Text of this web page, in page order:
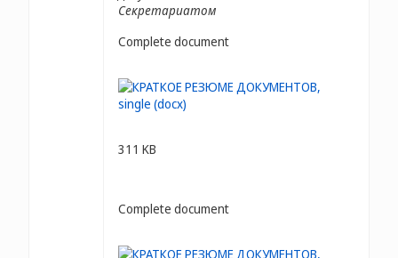
Секретариатом
Complete document
311 KB
Complete document